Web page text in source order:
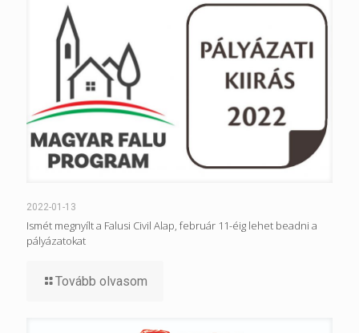
2022-01-13
Ismét megnyílt a Falusi Civil Alap, február 11-éig lehet beadni a
pályázatokat
Tovább olvasom